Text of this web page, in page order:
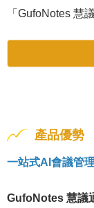
「GufoNotes 慧
產品優勢
一站式AI會議管
GufoNotes 慧議